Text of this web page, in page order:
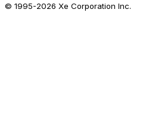
© 1995-2026 Xe Corporation Inc.